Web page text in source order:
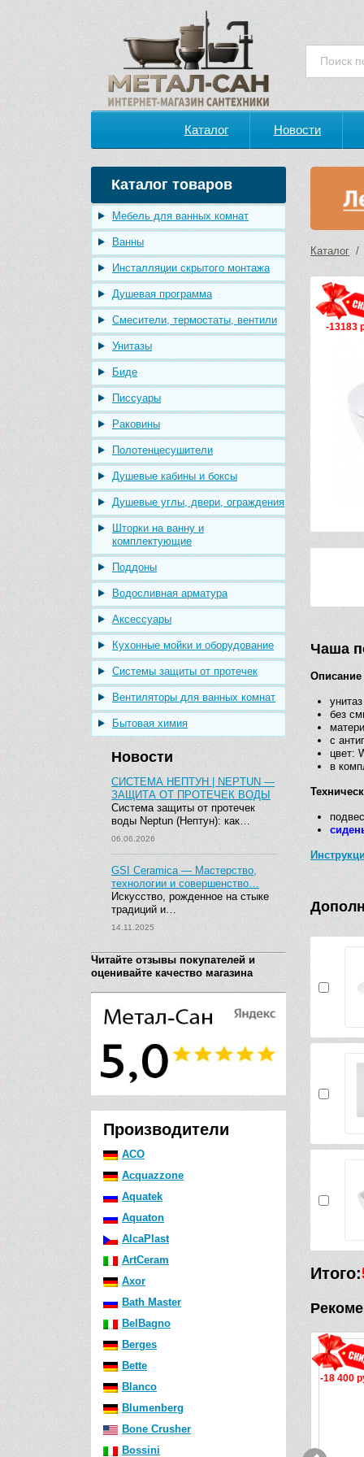
Каталог Новости
Каталог товаров
Мебель для ванных комнат
Ванны
Инсталляции скрытого монтажа
Душевая программа
Смесители, термостаты, вентили
Унитазы
Биде
Писсуары
Раковины
Полотенцесушители
Душевые кабины и боксы
Душевые углы, двери, ограждения
Шторки на ванну и
комплектующие
Поддоны
Водосливная арматура
Аксессуары
Кухонные мойки и оборудование
Системы защиты от протечек
Вентиляторы для ванных комнат
Бытовая химия
Новости
СИСТЕМА НЕПТУН | NEPTUN —
ЗАЩИТА ОТ ПРОТЕЧЕК ВОДЫ
Система защиты от протечек
воды Neptun (Нептун): как…
06.06.2026
GSI Ceramica — Мастерство,
технологии и совершенство…
Искусство, рожденное на стыке
традиций и…
14.11.2025
Читайте отзывы покупателей и
оценивайте качество магазина
Производители
ACO
Acquazzone
Aquatek
Aquaton
AlcaPlast
ArtCeram
Axor
Bath Master
BelBagno
Berges
Bette
Blanco
Blumenberg
Bone Crusher
Bossini
Каталог /
-13183
Чаша
Описание
без
с
цвет:
в
Итого:
-3 112